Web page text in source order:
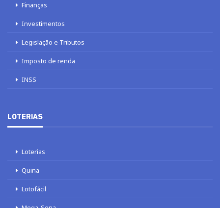
Finanças
Investimentos
Legislação e Tributos
Imposto de renda
INSS
LOTERIAS
Loterias
Quina
Lotofácil